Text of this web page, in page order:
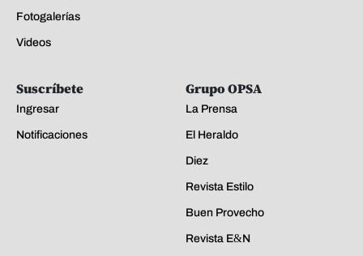
Fotogalerías
Videos
Suscríbete
Ingresar
Notificaciones
Grupo OPSA
La Prensa
El Heraldo
Diez
Revista Estilo
Buen Provecho
Revista E&N